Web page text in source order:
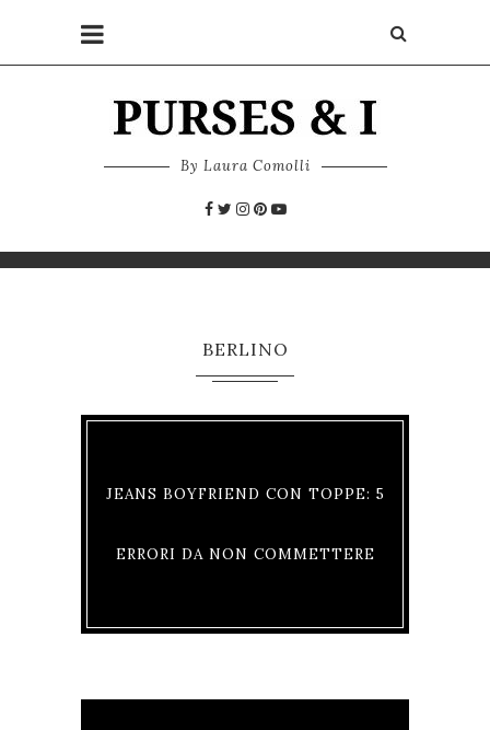
By Laura Comolli
BERLINO
JEANS BOYFRIEND CON TOPPE: 5
ERRORI DA NON COMMETTERE